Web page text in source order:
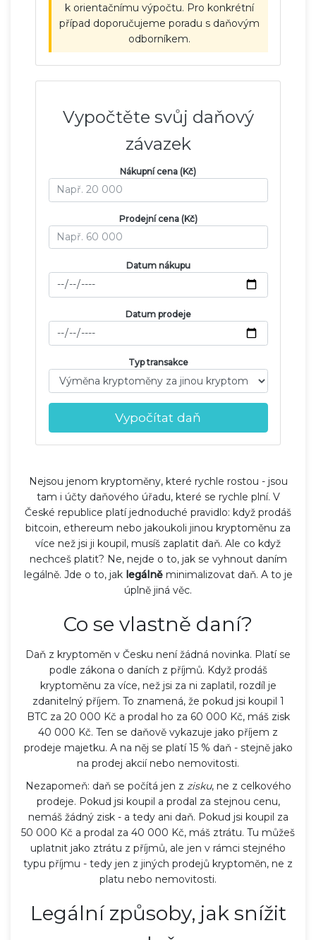
k orientačnímu výpočtu. Pro konkrétní
případ doporučujeme poradu s daňovým
odborníkem.
Vypočtěte svůj daňový
závazek
Nákupní cena (Kč)
Prodejní cena (Kč)
Datum nákupu
Datum prodeje
Typ transakce
Vypočítat daň
Nejsou jenom kryptoměny, které rychle rostou - jsou
tam i účty daňového úřadu, které se rychle plní. V
České republice platí jednoduché pravidlo: když prodáš
bitcoin, ethereum nebo jakoukoli jinou kryptoměnu za
více než jsi ji koupil, musíš zaplatit daň. Ale co když
nechceš platit? Ne, nejde o to, jak se vyhnout daním
legálně. Jde o to, jak legálněminimalizovat daň. A to je
úplně jiná věc.
Co se vlastně daní?
Daň z kryptoměn v Česku není žádná novinka. Platí se
podle zákona o daních z příjmů. Když prodáš
kryptoměnu za více, než jsi za ni zaplatil, rozdíl je
zdanitelný příjem. To znamená, že pokud jsi koupil 1
BTC za 20 000 Kč a prodal ho za 60 000 Kč, máš zisk
40 000 Kč. Ten se daňově vykazuje jako příjem z
prodeje majetku. A na něj se platí 15 % daň - stejně jako
na prodej akcií nebo nemovitosti.
Nezapomeň: daň se počítá jen z zisku, ne z celkového
prodeje. Pokud jsi koupil a prodal za stejnou cenu,
nemáš žádný zisk - a tedy ani daň. Pokud jsi koupil za
50 000 Kč a prodal za 40 000 Kč, máš ztrátu. Tu můžeš
uplatnit jako ztrátu z příjmů, ale jen v rámci stejného
typu příjmu - tedy jen z jiných prodejů kryptoměn, ne z
platu nebo nemovitosti.
Legální způsoby, jak snížit